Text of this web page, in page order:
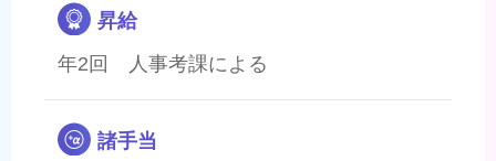
昇給
年2回 人事考課による
諸手当